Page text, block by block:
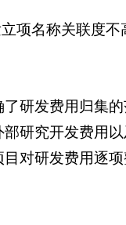
项名称关联度
研发费用归集
研究开发费用
对研发费用逐